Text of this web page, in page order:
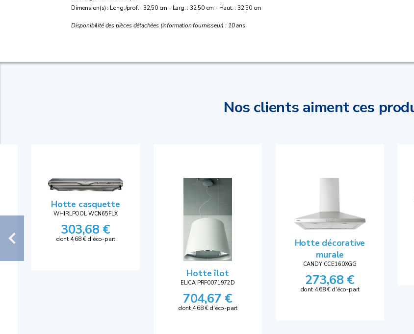
Dimension(s) : Long./prof. : 32,50 cm - Larg. : 32,50 cm - Haut. : 32,50 cm
Disponibilité des pièces détachées (information fournisseur) : 10 ans
Nos clients aiment ces
Hotte casquette
WHIRLPOOL WCN65FLX
303,68 €
dont 4,68 € d'éco-part
Hotte îlot
ELICA PRF0071972D
704,67 €
dont 4,68 € d'éco-part
Hotte décorative
murale
CANDY CCE160XGG
273,68 €
dont 4,68 € d'éco-part